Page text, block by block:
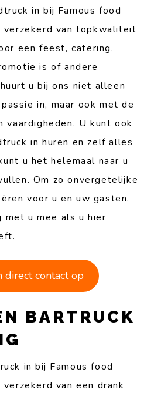
in bij Famous food
verzekerd van topkwaliteit
een feest, catering,
is of andere
u bij ons niet alleen
in, maar ook met de
vaardigheden. U kunt ook
in huren en zelf alles
u het helemaal naar u
Om zo onvergetelijke
voor u en uw gasten.
met u mee als u hier
direct contact op
BARTRUCK
in bij Famous food
van een drank